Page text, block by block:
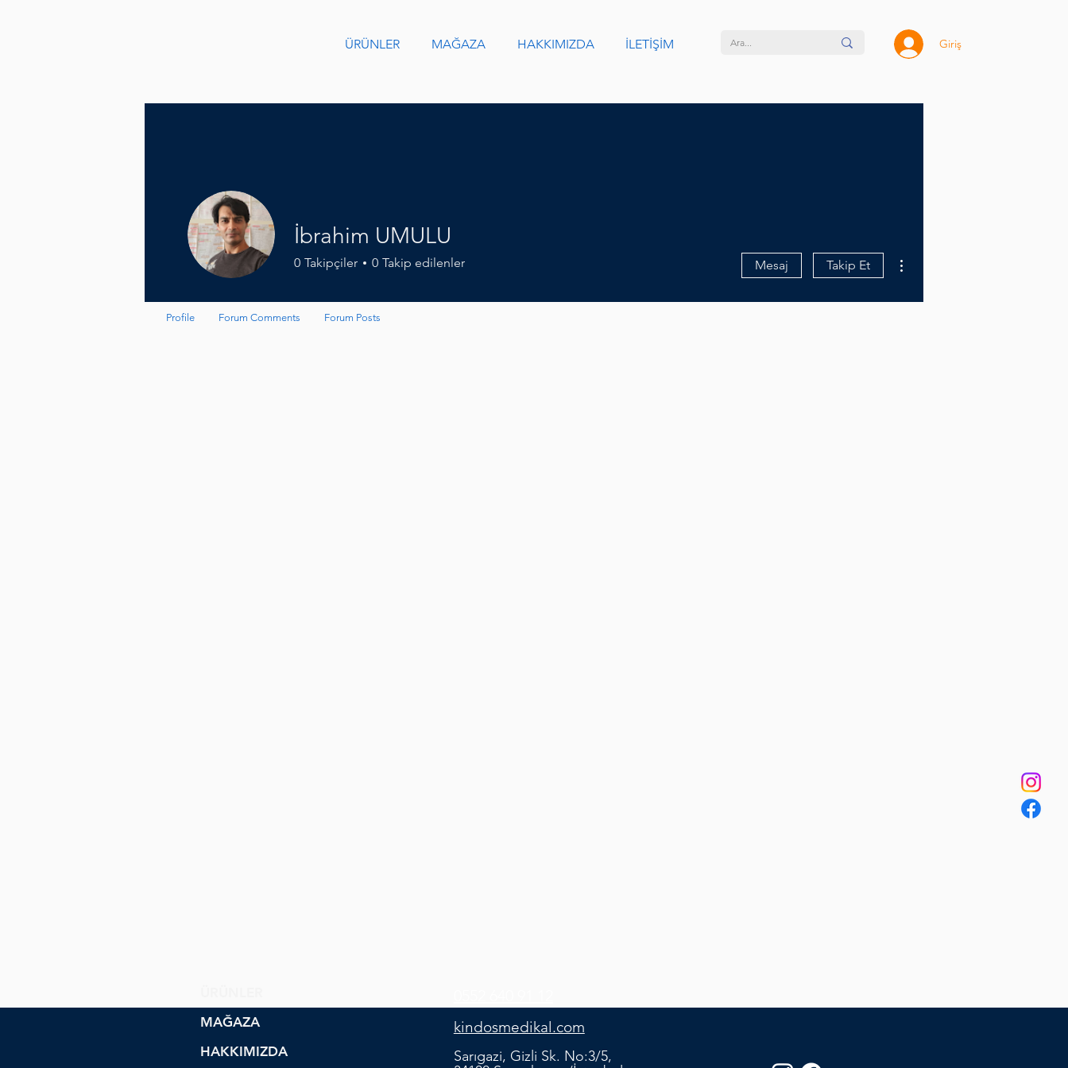
ÜRÜNLER MAĞAZA HAKKIMIZDA İLETİŞİM Giriş
İbrahim UMULU
0 Takipçiler 0 Takip edilenler Mesaj Takip Et
Profile Forum Comments Forum Posts
MAĞAZA
HAKKIMIZDA
kindosmedikal.com
Sarıgazi, Gizli Sk. No:3/5,